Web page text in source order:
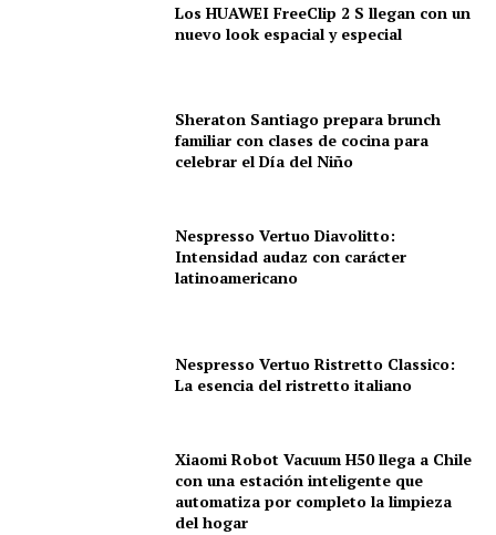
Los HUAWEI FreeClip 2 S llegan con un
nuevo look espacial y especial
Sheraton Santiago prepara brunch
familiar con clases de cocina para
celebrar el Día del Niño
Nespresso Vertuo Diavolitto:
Intensidad audaz con carácter
latinoamericano
Nespresso Vertuo Ristretto Classico:
La esencia del ristretto italiano
Xiaomi Robot Vacuum H50 llega a Chile
con una estación inteligente que
automatiza por completo la limpieza
del hogar